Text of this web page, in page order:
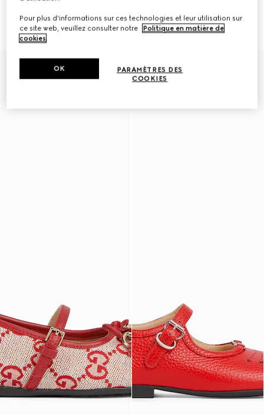
Ballerines pour tout-petit
€ 450
Ballerines pour tout-petit
€ 470
Pour plus d'informations sur ces technologies et leur utilisation sur
ce site web, veuillez consulter notre
Politique en matière de
cookies.
PARAMÈTRES DES
COOKIES
OK